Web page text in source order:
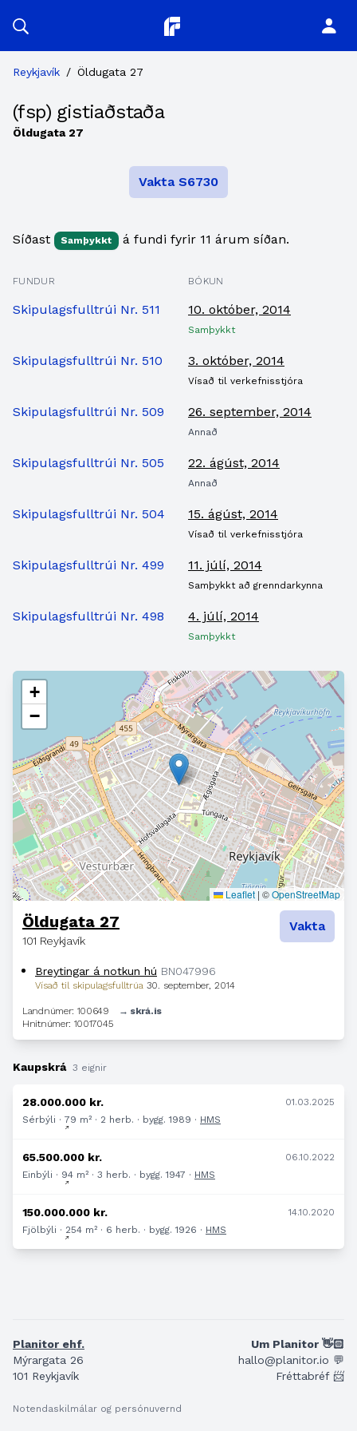
Planitor
Reykjavík / Öldugata 27
(fsp) gistiaðstaða
Öldugata 27
Vakta S6730
Síðast Samþykkt á fundi fyrir 11 árum síðan.
FUNDUR BÓKUN
Skipulagsfulltrúi Nr. 511 10. október, 2014
Samþykkt
Skipulagsfulltrúi Nr. 510 3. október, 2014
Vísað til verkefnisstjóra
Skipulagsfulltrúi Nr. 509 26. september, 2014
Annað
Skipulagsfulltrúi Nr. 505 22. ágúst, 2014
Annað
Skipulagsfulltrúi Nr. 504 15. ágúst, 2014
Vísað til verkefnisstjóra
Skipulagsfulltrúi Nr. 499 11. júlí, 2014
Samþykkt að grenndarkynna
Skipulagsfulltrúi Nr. 498 4. júlí, 2014
Samþykkt
+
−
Leaflet | ©OpenStreetMap
Öldugata 27
101 Reykjavík
Vakta
Breytingar á notkun hú BN047996
Vísað til skipulagsfulltrúa 30. september, 2014
Landnúmer: 100649
→ skrá.is
Hnitnúmer: 10017045
Kaupskrá 3 eignir
28.000.000 kr.
01.03.2025
Sérbýli · 79 m² · 2 herb. · bygg. 1989 · HMS
65.500.000 kr.
06.10.2022
Einbýli · 94 m² · 3 herb. · bygg. 1947 · HMS
150.000.000 kr.
14.10.2020
Fjölbýli · 254 m² · 6 herb. · bygg. 1926 · HMS
Planitor ehf.
Mýrargata 26
101 Reykjavík
Notendaskilmálar og persónuvernd
Um Planitor 👋🏻
hallo@planitor.io 💬
Fréttabréf 📨